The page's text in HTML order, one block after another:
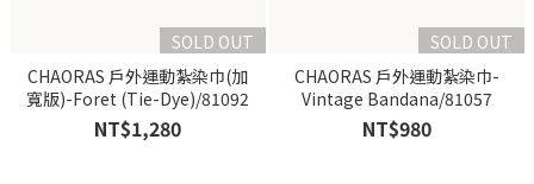
SOLD OUT
CHAORAS 戶外運動紮染巾(加
寬版)-Foret (Tie-Dye)/81092
NT$1,280
SOLD OUT
CHAORAS 戶外運動紮染巾-
Vintage Bandana/81057
NT$980